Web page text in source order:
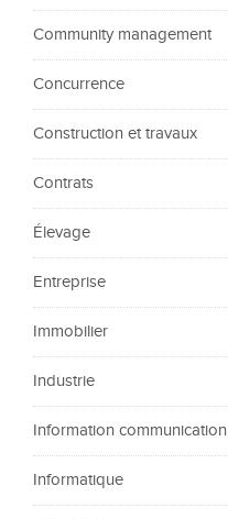
Community management
Concurrence
Construction et travaux
Contrats
Élevage
Entreprise
Immobilier
Industrie
Information communication
Informatique